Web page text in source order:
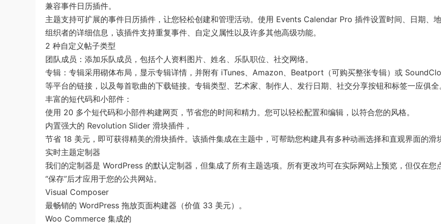
兼容事件日历插件。
主题支持可扩展的事件日历插件，让您轻松创建和管理活动。使用 Events Calendar Pro 插件设置时间、日期、
组织者的详细信息，该插件支持重复事件、自定义属性以及许多其他高级功能。
2 种自定义帖子类型
团队成员：添加乐队成员，包括个人资料图片、姓名、乐队职位、社交网络。
专辑：专辑采用砌体布局，显示专辑详情，并附有 iTunes、Amazon、Beatport（可购买整张专辑）或
等平台的链接，以及每首歌曲的下载链接。专辑类型、艺术家、制作人、发行日期、社交分享按钮和标签一应俱全
丰富的短代码和小部件：
使用 20 多个短代码和小部件构建网页，节省您的时间和精力。您可以轻松配置和编辑，以符合您的风格。
内置强大的 Revolution Slider 滑块插件，
节省 18 美元，即可获得精美的滑块插件。该插件集成在主题中，可帮助您构建具有多种动画选择和直观界面的滑
实时主题定制器
我们的定制器是 WordPress 的默认定制器，但集成了所有主题选项。所有更改均可在实际网站上预览，但仅在您
“保存”后才应用于您的公共网站。
Visual Composer
最畅销的 WordPress 拖放页面构建器（价值 33 美元）。
Woo Commerce 集成的